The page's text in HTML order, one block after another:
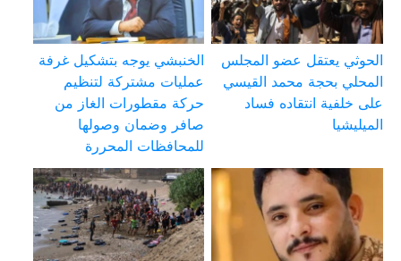
الحوثي يعتقل عضو المجلس
المحلي بحجة محمد القيسي
على خلفية انتقاده فساد
الميليشيا
الخنبشي يوجه بتشكيل غرفة
عمليات مشتركة لتنظيم
حركة مقطورات الغاز من
صافر وضمان وصولها
للمحافظات المحررة